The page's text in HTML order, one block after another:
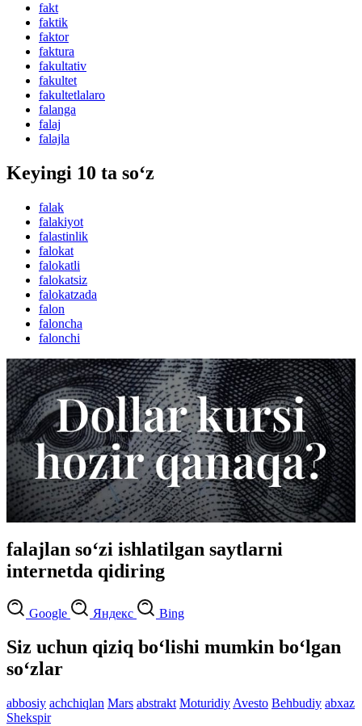
fakt
faktik
faktor
faktura
fakultativ
fakultet
fakultetlalaro
falanga
falaj
falajla
Keyingi 10 ta so‘z
falak
falakiyot
falastinlik
falokat
falokatli
falokatsiz
falokatzada
falon
faloncha
falonchi
falajlan so‘zi ishlatilgan saytlarni
internetda qidiring
Google Яндекс Bing
Siz uchun qiziq bo‘lishi mumkin bo‘lgan
so‘zlar
abbosiy achchiqlan Mars abstrakt Moturidiy Avesto Behbudiy abxaz
Shekspir